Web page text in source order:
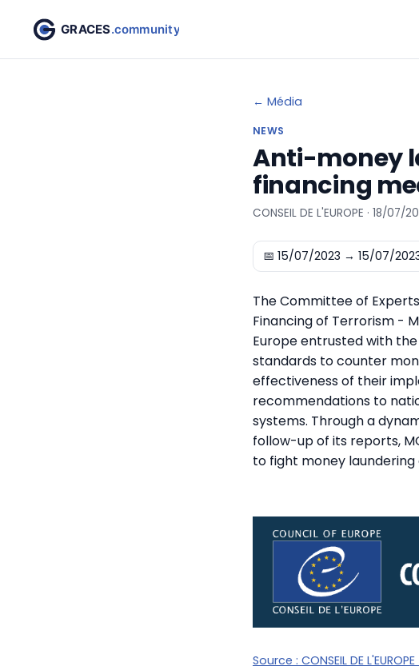
← Média
NEWS
Anti-money
financing
CONSEIL DE L'EUROPE · 18/07/
📅 15/07/2023 → 15/07/
The Committee of
Financing of Terrorism -
Europe entrusted with
standards to counter
effectiveness of their
recommendations to
systems. Through a
follow-up of its reports,
to fight money
Source : CONSEIL DE L'EUROPE